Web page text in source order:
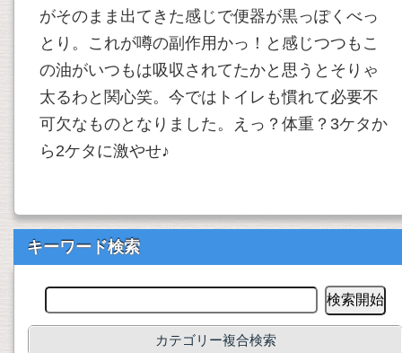
がそのまま出てきた感じで便器が黒っぽくべっ
とり。これが噂の副作用かっ！と感じつつもこ
の油がいつもは吸収されてたかと思うとそりゃ
太るわと関心笑。今ではトイレも慣れて必要不
可欠なものとなりました。えっ？体重？3ケタか
ら2ケタに激やせ♪
キーワード検索
カテゴリー複合検索